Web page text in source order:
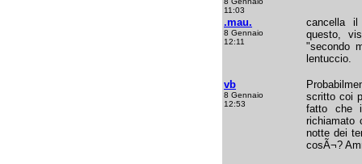
11:03
.mau.
8 Gennaio
12:11
cancella
questo,
"secondo
lentuccio.
vb
8 Gennaio
12:53
scritto coi
fatto che
richiamato
notte dei
cosÃ¬?